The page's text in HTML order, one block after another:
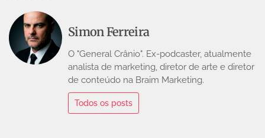
Simon Ferreira
O "General Crânio". Ex-podcaster, atualmente
analista de marketing, diretor de arte e diretor
de conteúdo na Braim Marketing.
Todos os posts